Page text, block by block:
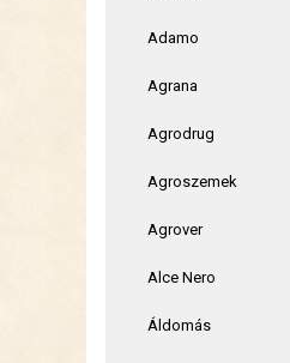
Adamo
Agrana
Agrodrug
Agroszemek
Agrover
Alce Nero
Áldomás